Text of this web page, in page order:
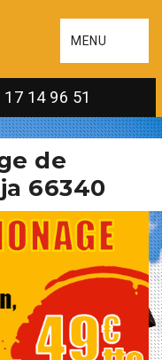
MENU
17 14 96 51
de
66340